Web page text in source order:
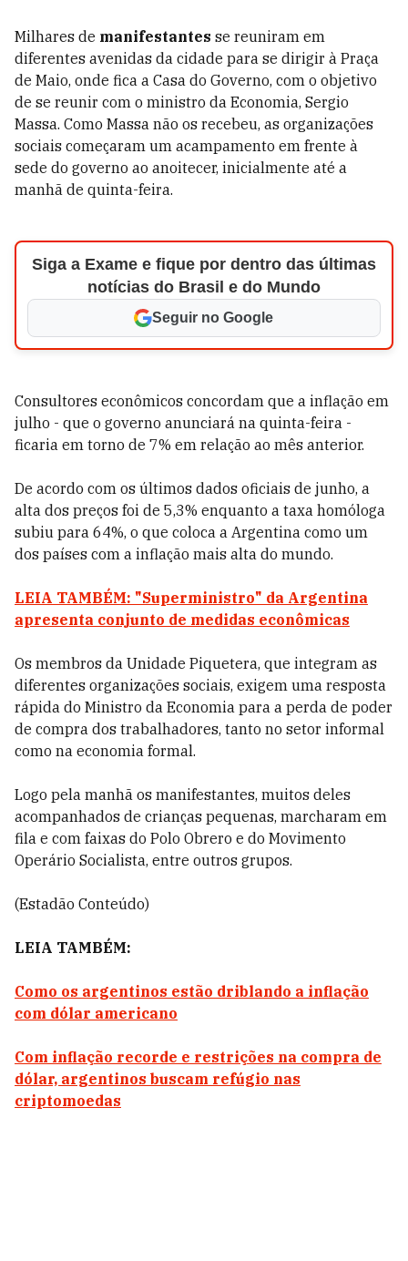
Milhares de manifestantes se reuniram em
diferentes avenidas da cidade para se dirigir à Praça
de Maio, onde fica a Casa do Governo, com o objetivo
de se reunir com o ministro da Economia, Sergio
Massa. Como Massa não os recebeu, as organizações
sociais começaram um acampamento em frente à
sede do governo ao anoitecer, inicialmente até a
manhã de quinta-feira.
Siga a Exame e fique por dentro das últimas
notícias do Brasil e do Mundo
Seguir no Google
Consultores econômicos concordam que a inflação em
julho - que o governo anunciará na quinta-feira -
ficaria em torno de 7% em relação ao mês anterior.
De acordo com os últimos dados oficiais de junho, a
alta dos preços foi de 5,3% enquanto a taxa homóloga
subiu para 64%, o que coloca a Argentina como um
dos países com a inflação mais alta do mundo.
LEIA TAMBÉM: "Superministro" da Argentina
apresenta conjunto de medidas econômicas
Os membros da Unidade Piquetera, que integram as
diferentes organizações sociais, exigem uma resposta
rápida do Ministro da Economia para a perda de poder
de compra dos trabalhadores, tanto no setor informal
como na economia formal.
Logo pela manhã os manifestantes, muitos deles
acompanhados de crianças pequenas, marcharam em
fila e com faixas do Polo Obrero e do Movimento
Operário Socialista, entre outros grupos.
(Estadão Conteúdo)
LEIA TAMBÉM:
Como os argentinos estão driblando a inflação
com dólar americano
Com inflação recorde e restrições na compra de
dólar, argentinos buscam refúgio nas
criptomoedas